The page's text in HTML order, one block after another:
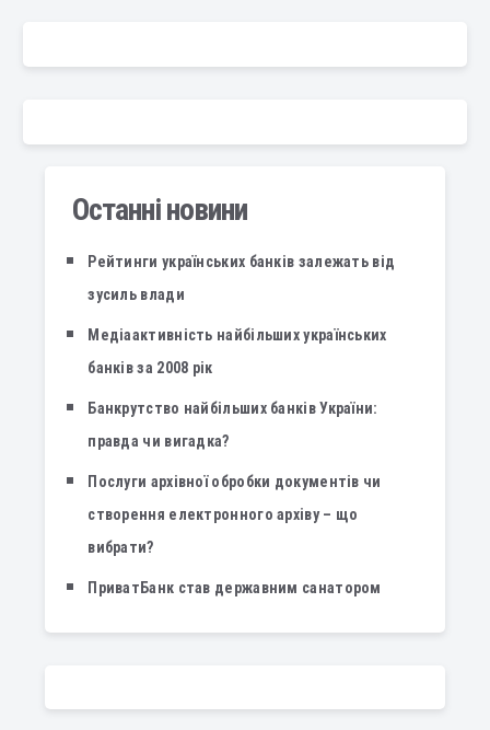
Останні новини
Рейтинги українських банків залежать від
зусиль влади
Медіаактивність найбільших українських
банків за 2008 рік
Банкрутство найбільших банків України:
правда чи вигадка?
Послуги архівної обробки документів чи
створення електронного архіву – що
вибрати?
ПриватБанк став державним санатором